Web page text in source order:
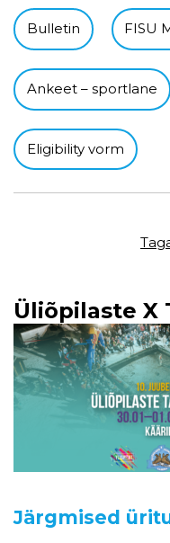
Üliõpilaste X
Järgmised
Bulletin FISU
Ankeet – sportlane
Eligibility vorm